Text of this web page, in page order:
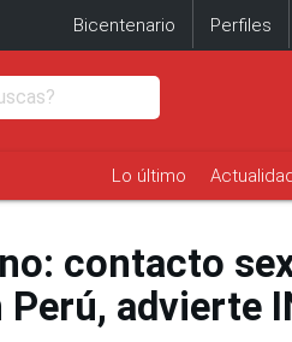
Bicentenario Perfiles
Lo último
contacto
advierte